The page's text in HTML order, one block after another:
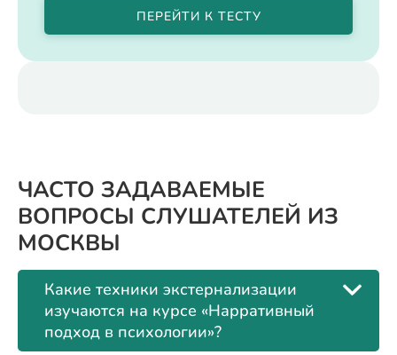
ПЕРЕЙТИ К ТЕСТУ
ЧАСТО ЗАДАВАЕМЫЕ
ВОПРОСЫ СЛУШАТЕЛЕЙ ИЗ
МОСКВЫ
Какие техники экстернализации
изучаются на курсе «Нарративный
подход в психологии»?